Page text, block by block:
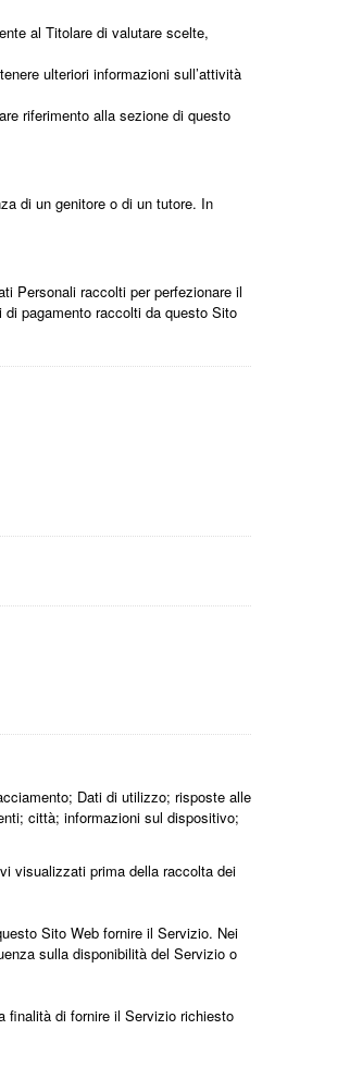
al Titolare di valutare scelte,
ulteriori informazioni sull’attività
riferimento alla sezione di questo
di un genitore o di un tutore. In
Personali raccolti per perfezionare il
pagamento raccolti da questo Sito
Dati di utilizzo; risposte alle
città; informazioni sul dispositivo;
visualizzati prima della raccolta dei
Sito Web fornire il Servizio. Nei
sulla disponibilità del Servizio o
finalità di fornire il Servizio richiesto